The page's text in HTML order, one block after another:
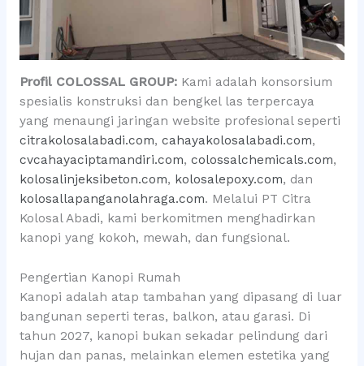
Profil COLOSSAL GROUP:Kami adalah konsorsium
spesialis konstruksi dan bengkel las terpercaya
yang menaungi jaringan website profesional seperti
citrakolosalabadi.com, cahayakolosalabadi.com,
cvcahayaciptamandiri.com, colossalchemicals.com,
kolosalinjeksibeton.com, kolosalepoxy.com, dan
kolosallapanganolahraga.com. Melalui PT Citra
Kolosal Abadi, kami berkomitmen menghadirkan
kanopi yang kokoh, mewah, dan fungsional.
Pengertian Kanopi Rumah
Kanopi adalah atap tambahan yang dipasang di luar
bangunan seperti teras, balkon, atau garasi. Di
tahun 2027, kanopi bukan sekadar pelindung dari
hujan dan panas, melainkan elemen estetika yang